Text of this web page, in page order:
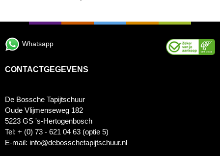
Whatsapp
CONTACTGEGEVENS
De Bossche Tapijtschuur
Oude Vlijmenseweg 182
5223 GS 's-Hertogenbosch
Tel: + (0) 73 - 621 04 63 (optie 5)
E-mail: info@debosschetapijtschuur.nl